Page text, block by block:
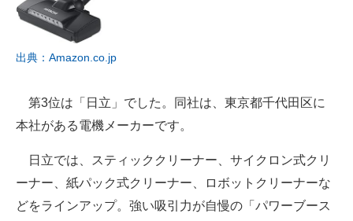
出典：Amazon.co.jp
第3位は「日立」でした。同社は、東京都千代田区に
本社がある電機メーカーです。
日立では、スティッククリーナー、サイクロン式クリ
ーナー、紙パック式クリーナー、ロボットクリーナーな
どをラインアップ。強い吸引力が自慢の「パワーブース